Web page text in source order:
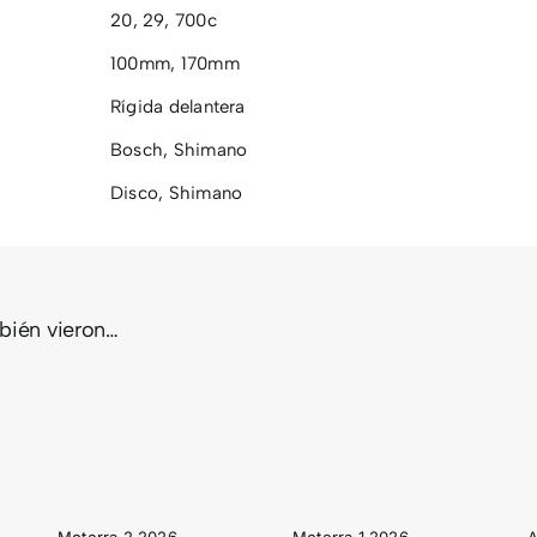
20, 29, 700c
100mm, 170mm
Rígida delantera
Bosch, Shimano
Disco, Shimano
vieron…